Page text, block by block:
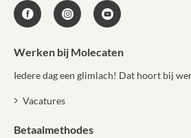
Werken bij Molecaten
Iedere dag een glimlach! Dat hoort bij
Vacatures
Betaalmethodes